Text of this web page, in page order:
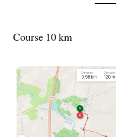
Course 10 km